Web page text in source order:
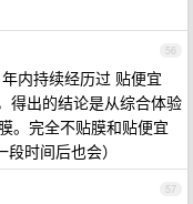
56
内持续经历过 贴便宜
得出的结论是从综合体验
。完全不贴膜和贴便宜
时间后也会）
57